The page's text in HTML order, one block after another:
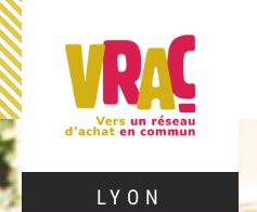
LYON